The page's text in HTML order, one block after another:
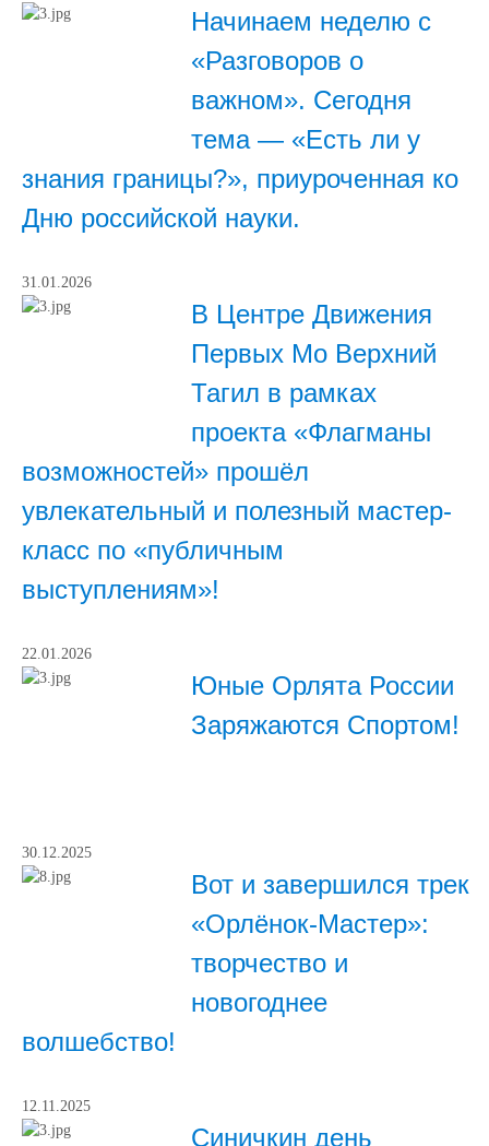
Начинаем неделю с
«Разговоров о
важном». Сегодня
тема — «Есть ли у
знания границы?», приуроченная ко
Дню российской науки.
31.01.2026
В Центре Движения
Первых Мо Верхний
Тагил в рамках
проекта «Флагманы
возможностей» прошёл
увлекательный и полезный мастер-
класс по «публичным
выступлениям»!
22.01.2026
Юные Орлята России
Заряжаются Спортом!
30.12.2025
Вот и завершился трек
«Орлёнок‑Мастер»:
творчество и
новогоднее
волшебство!
12.11.2025
Синичкин день